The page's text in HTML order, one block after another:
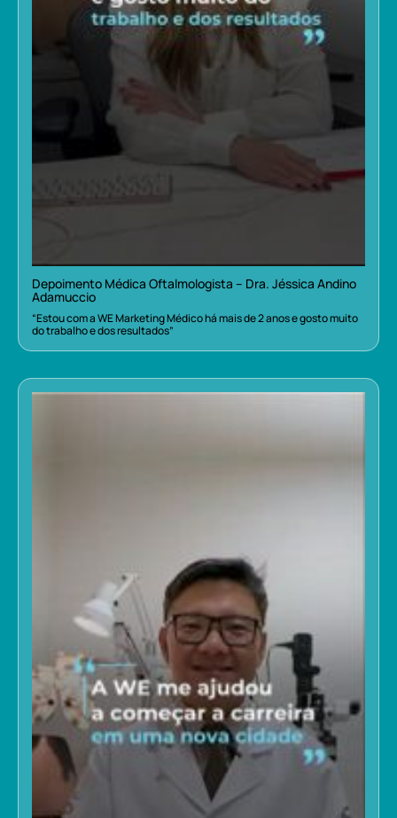
Depoimento Médica Oftalmologista – Dra. Jéssica Andino
Adamuccio
“Estou com a WE Marketing Médico há mais de 2 anos e gosto muito
do trabalho e dos resultados”